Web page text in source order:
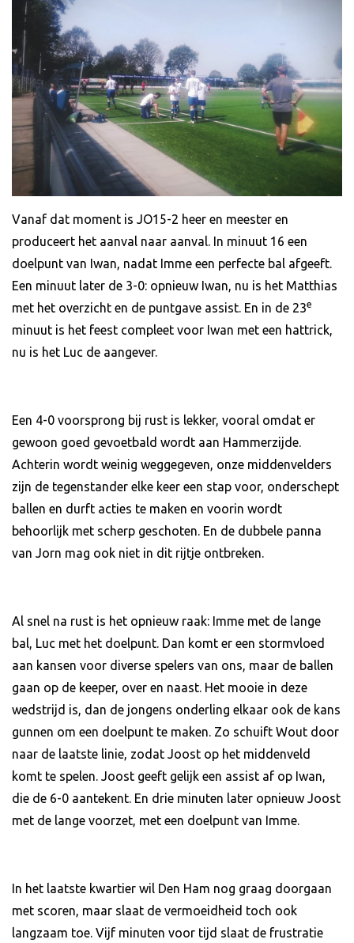
Vanaf dat moment is JO15-2 heer en meester en
produceert het aanval naar aanval. In minuut 16 een
doelpunt van Iwan, nadat Imme een perfecte bal afgeeft.
Een minuut later de 3-0: opnieuw Iwan, nu is het Matthias
met het overzicht en de puntgave assist. En in de 23e
minuut is het feest compleet voor Iwan met een hattrick,
nu is het Luc de aangever.
Een 4-0 voorsprong bij rust is lekker, vooral omdat er
gewoon goed gevoetbald wordt aan Hammerzijde.
Achterin wordt weinig weggegeven, onze middenvelders
zijn de tegenstander elke keer een stap voor, onderschept
ballen en durft acties te maken en voorin wordt
behoorlijk met scherp geschoten. En de dubbele panna
van Jorn mag ook niet in dit rijtje ontbreken.
Al snel na rust is het opnieuw raak: Imme met de lange
bal, Luc met het doelpunt. Dan komt er een stormvloed
aan kansen voor diverse spelers van ons, maar de ballen
gaan op de keeper, over en naast. Het mooie in deze
wedstrijd is, dan de jongens onderling elkaar ook de kans
gunnen om een doelpunt te maken. Zo schuift Wout door
naar de laatste linie, zodat Joost op het middenveld
komt te spelen. Joost geeft gelijk een assist af op Iwan,
die de 6-0 aantekent. En drie minuten later opnieuw Joost
met de lange voorzet, met een doelpunt van Imme.
In het laatste kwartier wil Den Ham nog graag doorgaan
met scoren, maar slaat de vermoeidheid toch ook
langzaam toe. Vijf minuten voor tijd slaat de frustratie